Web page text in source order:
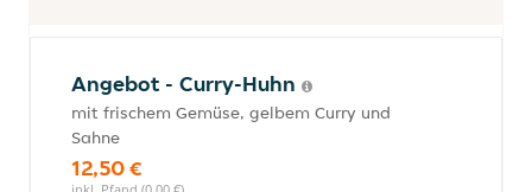
Angebot - Curry-Huhn
mit frischem Gemüse, gelbem Curry und
Sahne
12,50 €